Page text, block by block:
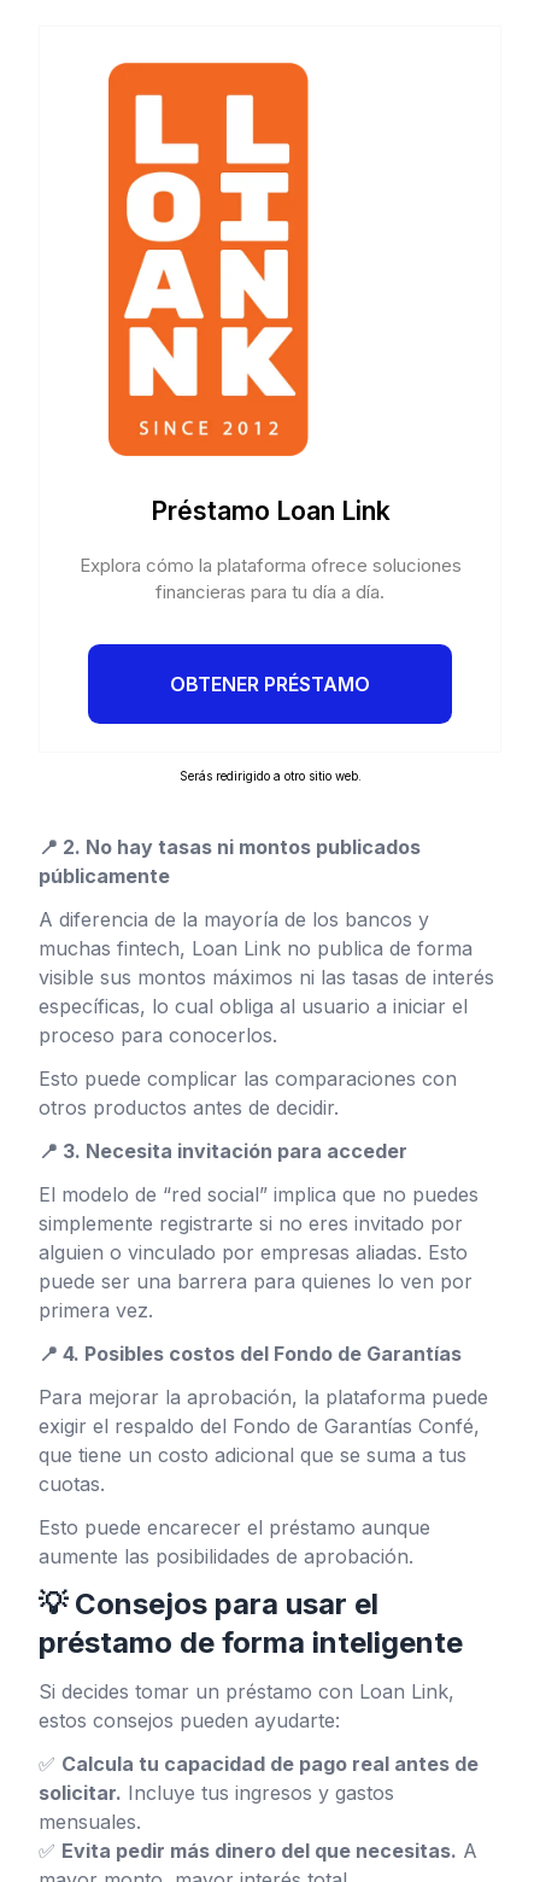
Préstamo Loan Link
Explora cómo la plataforma ofrece soluciones
financieras para tu día a día.
OBTENER PRÉSTAMO
Serás redirigido a otro sitio web.
📍 2. No hay tasas ni montos publicados
públicamente
A diferencia de la mayoría de los bancos y
muchas fintech, Loan Link no publica de forma
visible sus montos máximos ni las tasas de interés
específicas, lo cual obliga al usuario a iniciar el
proceso para conocerlos.
Esto puede complicar las comparaciones con
otros productos antes de decidir.
📍 3. Necesita invitación para acceder
El modelo de “red social” implica que no puedes
simplemente registrarte si no eres invitado por
alguien o vinculado por empresas aliadas. Esto
puede ser una barrera para quienes lo ven por
primera vez.
📍 4. Posibles costos del Fondo de Garantías
Para mejorar la aprobación, la plataforma puede
exigir el respaldo del Fondo de Garantías Confé,
que tiene un costo adicional que se suma a tus
cuotas.
Esto puede encarecer el préstamo aunque
aumente las posibilidades de aprobación.
💡 Consejos para usar el
préstamo de forma inteligente
Si decides tomar un préstamo con Loan Link,
estos consejos pueden ayudarte:
✅ Calcula tu capacidad de pago real antes de
solicitar. Incluye tus ingresos y gastos
mensuales.
✅ Evita pedir más dinero del que necesitas. A